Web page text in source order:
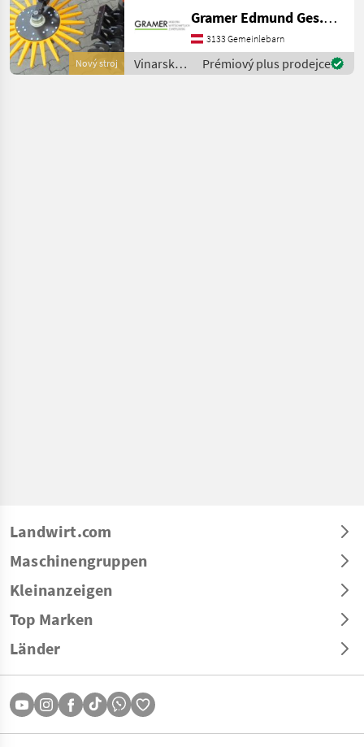
Nový stroj
Neigungsverstellung, hydr.
Tiefeneinstellung, hydr.
Seitenverschub; mit oder
oh
Gramer Edmund Ges.m.b.H.
3133 Gemeinlebarn
Vinarské
stroje /
Prémiový plus prodejce
Landwirt.com
Maschinengruppen
Kleinanzeigen
Top Marken
Länder